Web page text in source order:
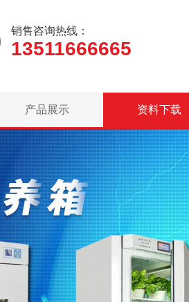
销售咨询热线：
13511666665
产品展示 资料下载